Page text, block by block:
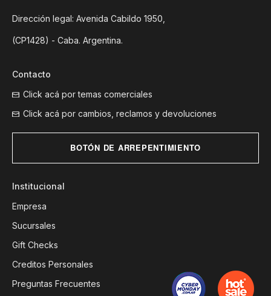
Dirección legal: Avenida Cabildo 1950,
(CP1428) - Caba. Argentina.
Institucional
Empresa
Sucursales
Gift Checks
Creditos Personales
Preguntas Frecuentes
Contacto
Click acá por temas comerciales
Click acá por cambios, reclamos y devoluciones
BOTÓN DE ARREPENTIMIENTO